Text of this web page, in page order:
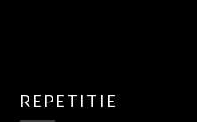
REPETITIE